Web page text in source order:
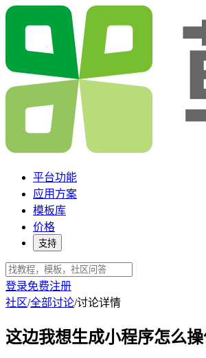
平台功能
应用方案
模板库
价格
支持
登录免费注册
社区/全部讨论/讨论详情
这边我想生成小程序怎么